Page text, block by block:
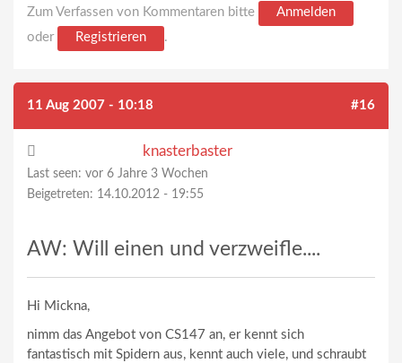
Zum Verfassen von Kommentaren bitte
Anmelden
oder
Registrieren .
11 Aug 2007 - 10:18 #16
knasterbaster
Last seen: vor 6 Jahre 3 Wochen
Beigetreten: 14.10.2012 - 19:55
AW: Will einen und verzweifle....
Hi Mickna,
nimm das Angebot von CS147 an, er kennt sich
fantastisch mit Spidern aus, kennt auch viele, und schraubt